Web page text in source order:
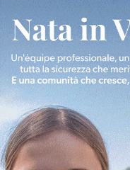
Figline Incisa Valdarno
Piscina di Figline
Pnrr, il gruppo di
ringraziamento al
Cronaca 4 Agosto 2026
Un anno fa la
Gianni, Giulia e
processo, lo stop
Cronaca 3 Agosto 2026